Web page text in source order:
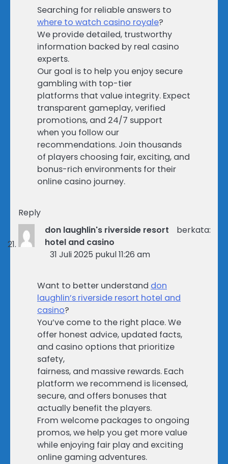
Searching for reliable answers to
where to watch casino royale?
We provide detailed, trustworthy
information backed by real casino
experts.
Our goal is to help you enjoy secure
gambling with top-tier
platforms that value integrity. Expect
transparent gameplay, verified
promotions, and 24/7 support
when you follow our
recommendations. Join thousands
of players choosing fair, exciting, and
bonus-rich environments for their
online casino journey.
Reply
don laughlin's riverside resort
hotel and casino
berkata:
31 Juli 2025 pukul 11:26 am
Want to better understand don
laughlin’s riverside resort hotel and
casino?
You’ve come to the right place. We
offer honest advice, updated facts,
and casino options that prioritize
safety,
fairness, and massive rewards. Each
platform we recommend is licensed,
secure, and offers bonuses that
actually benefit the players.
From welcome packages to ongoing
promos, we help you get more value
while enjoying fair play and exciting
online gaming adventures.